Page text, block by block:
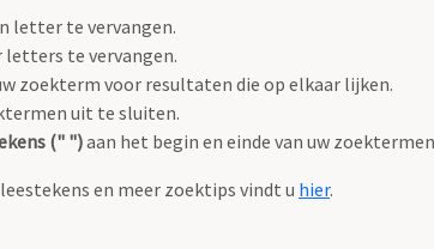
letter te vervangen.
letters te vervangen.
zoekterm voor resultaten die op elkaar lijken.
uit te sluiten.
(" ")aan het begin en einde van uw
en meer zoektips vindt u hier.